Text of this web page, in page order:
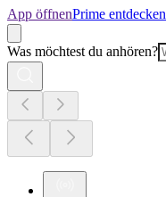
App öffnenPrime entdecken
Was möchtest du anhören?